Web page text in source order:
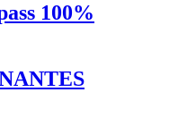
100%